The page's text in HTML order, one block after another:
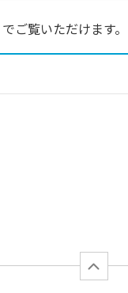
でご覧いただけます。